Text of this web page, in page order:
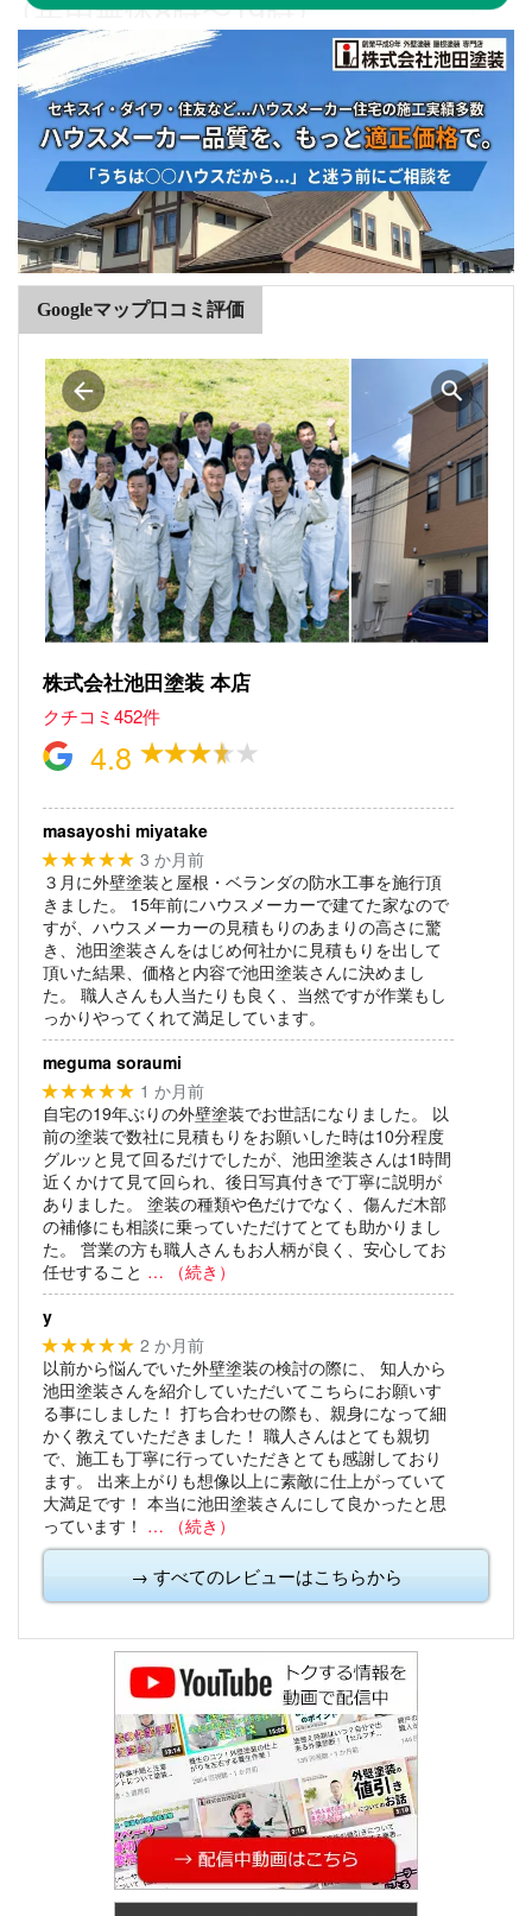
Googleマップ口コミ評価
株式会社池田塗装 本店
クチコミ452件
4.8
masayoshi miyatake
★★★★★ 3 か月前
３月に外壁塗装と屋根・ベランダの防水工事を施行頂
きました。
15年前にハウスメーカーで建てた家なので
すが、ハウスメーカーの見積もりのあまりの高さに驚
き、池田塗装さんをはじめ何社かに見積もりを出して
頂いた結果、価格と内容で池田塗装さんに決めまし
た。
職人さんも人当たりも良く、当然ですが作業もし
っかりやってくれて満足しています。
meguma soraumi
★★★★★ 1 か月前
自宅の19年ぶりの外壁塗装でお世話になりました。
以
前の塗装で数社に見積もりをお願いした時は10分程度
グルッと見て回るだけでしたが、池田塗装さんは1時間
近くかけて見て回られ、後日写真付きで丁寧に説明が
ありました。
塗装の種類や色だけでなく、傷んだ木部
の補修にも相談に乗っていただけてとても助かりまし
た。
営業の方も職人さんもお人柄が良く、安心してお
任せすること … （続き）
y
★★★★★ 2 か月前
以前から悩んでいた外壁塗装の検討の際に、
知人から
池田塗装さんを紹介していただいてこちらにお願いす
る事にしました！ 打ち合わせの際も、親身になって細
かく教えていただきました！ 職人さんはとても親切
で、施工も丁寧に行っていただきとても感謝しており
ます。
出来上がりも想像以上に素敵に仕上がっていて
大満足です！ 本当に池田塗装さんにして良かったと思
っています！ … （続き）
→ すべてのレビューはこちらから